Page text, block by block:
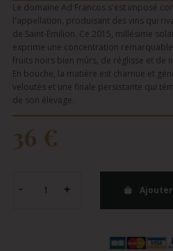
Le domaine Ad Francos s'est imposé
l'appellation, produisant des vins qui
de Saint-Émilion. Ce 2015, millésime
exprime une concentration
fruits noirs bien mûrs, de réglisse et de
En bouche, la matière est charnue et
veloutés et une finale persistante qui
de son élevage.
36 €